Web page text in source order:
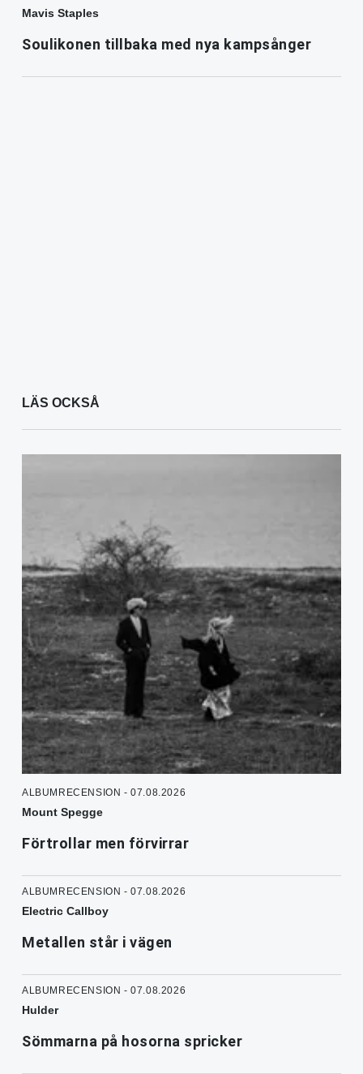
Mavis Staples
Soulikonen tillbaka med nya kampsånger
LÄS OCKSÅ
ALBUMRECENSION - 07.08.2026
Mount Spegge
Förtrollar men förvirrar
ALBUMRECENSION - 07.08.2026
Electric Callboy
Metallen står i vägen
ALBUMRECENSION - 07.08.2026
Hulder
Sömmarna på hosorna spricker